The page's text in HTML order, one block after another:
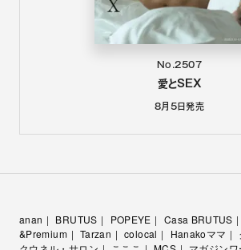
No.2507
愛とSEX
8月5日発売
anan BRUTUS POPEYE Casa BRUTUS
&Premium
Tarzan colocal Hanakoママ